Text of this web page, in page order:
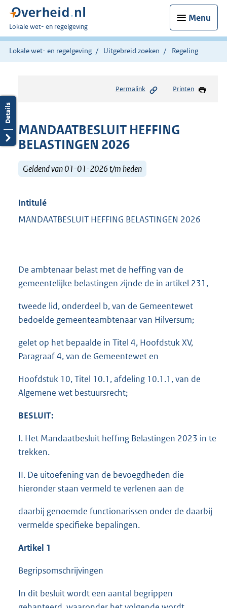
Menu
U
bent
hier:
Lokale wet- en regelgeving
Lokale wet- en regelgeving Uitgebreid zoeken Regeling
Permalink Printen
MANDAATBESLUIT HEFFING
BELASTINGEN 2026
Geldend van 01-01-2026 t/m heden
Intitulé
MANDAATBESLUIT HEFFING BELASTINGEN 2026
De ambtenaar belast met de heffing van de
gemeentelijke belastingen zijnde de in artikel 231,
tweede lid, onderdeel b, van de Gemeentewet
bedoelde gemeenteambtenaar van Hilversum;
gelet op het bepaalde in Titel 4, Hoofdstuk XV,
Paragraaf 4, van de Gemeentewet en
Hoofdstuk 10, Titel 10.1, afdeling 10.1.1, van de
Algemene wet bestuursrecht;
BESLUIT:
I. Het Mandaatbesluit heffing Belastingen 2023 in te
trekken.
II. De uitoefening van de bevoegdheden die
hieronder staan vermeld te verlenen aan de
daarbij genoemde functionarissen onder de daarbij
vermelde specifieke bepalingen.
Artikel 1
Begripsomschrijvingen
In dit besluit wordt een aantal begrippen